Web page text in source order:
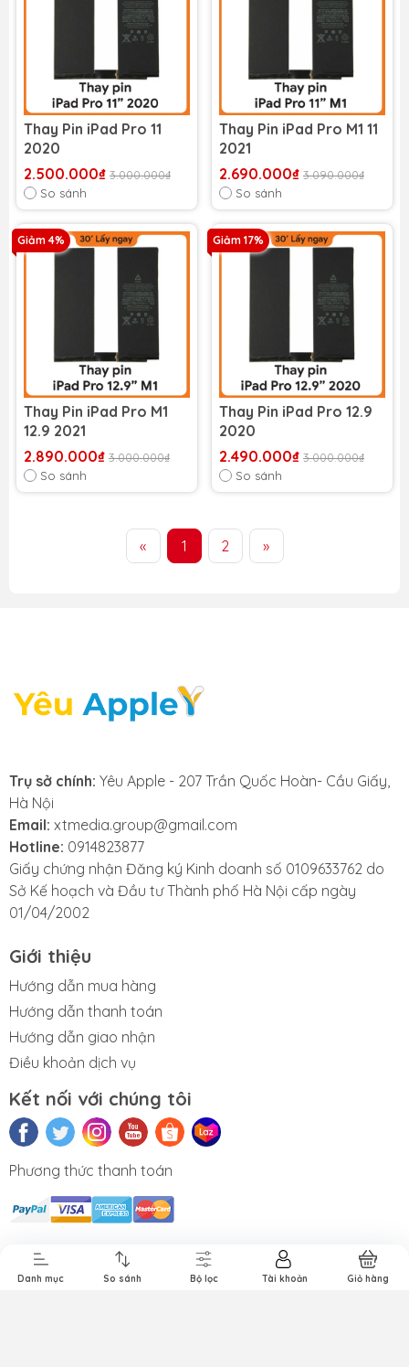
Sửa iMac Sửa AirPods
Thay Pin iPad Pro 11
2020
2.500.000₫ 3.000.000₫
So sánh
Thay Pin iPad Pro M1 11
2021
2.690.000₫ 3.090.000₫
So sánh
Giảm 4%
Thay Pin iPad Pro M1
12.9 2021
2.890.000₫ 3.000.000₫
So sánh
Giảm 17%
Thay Pin iPad Pro 12.9
2020
2.490.000₫ 3.000.000₫
So sánh
« 1 2 »
Trụ sở chính: Yêu Apple - 207 Trần Quốc Hoàn- Cầu Giấy,
Hà Nội
Email: xtmedia.group@gmail.com
Hotline: 0914823877
Giấy chứng nhận Đăng ký Kinh doanh số 0109633762 do
Sở Kế hoạch và Đầu tư Thành phố Hà Nội cấp ngày
01/04/2002
Giới thiệu
Hướng dẫn mua hàng
Hướng dẫn thanh toán
Hướng dẫn giao nhận
Điều khoản dịch vụ
Kết nối với chúng tôi
Phương thức thanh toán
Danh mục So sánh Bộ lọc Tài khoản Giỏ hàng